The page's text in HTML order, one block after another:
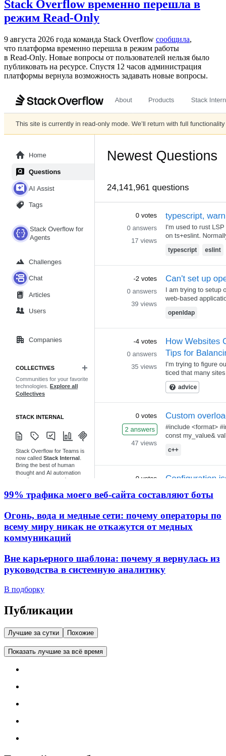
Stack Overflow временно перешла в
режим Read-Only
9 августа 2026 года команда Stack Overflow сообщила,
что платформа временно перешла в режим работы
в Read‑Only. Новые вопросы от пользователей нельзя было
публиковать на ресурсе. Спустя 12 часов администрация
платформы вернула возможность задавать новые вопросы.
99% трафика моего веб‑сайта составляют боты
Огонь, вода и медные сети: почему операторы по
всему миру никак не откажутся от медных
коммуникаций
Вне карьерного шаблона: почему я вернулась из
руководства в системную аналитику
В подборку
Публикации
Лучшие за сутки Похожие
Показать лучшие за всё время